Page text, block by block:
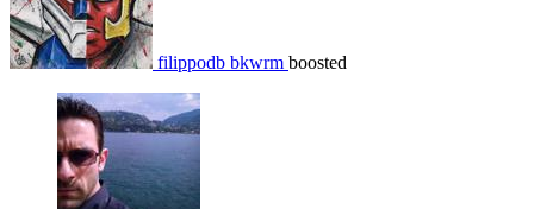
filippodb bkwrm boosted